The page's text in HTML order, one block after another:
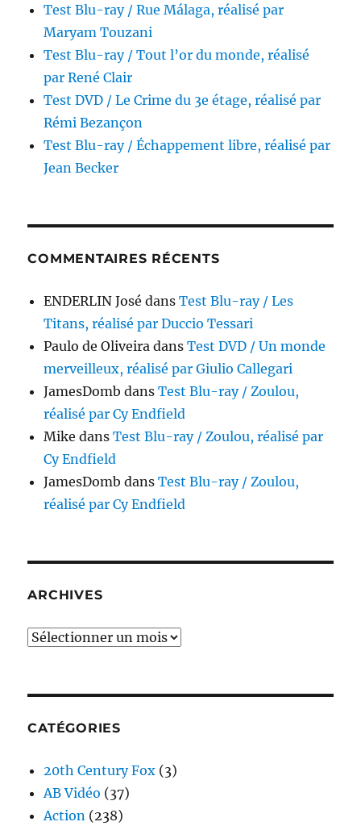
Test Blu-ray / Rue Málaga, réalisé par
Maryam Touzani
Test Blu-ray / Tout l’or du monde, réalisé
par René Clair
Test DVD / Le Crime du 3e étage, réalisé par
Rémi Bezançon
Test Blu-ray / Échappement libre, réalisé par
Jean Becker
COMMENTAIRES RÉCENTS
ENDERLIN José dansTest Blu-ray / Les
Titans, réalisé par Duccio Tessari
Paulo de Oliveira dansTest DVD / Un monde
merveilleux, réalisé par Giulio Callegari
JamesDomb dansTest Blu-ray / Zoulou,
réalisé par Cy Endfield
Mike dansTest Blu-ray / Zoulou, réalisé par
Cy Endfield
JamesDomb dansTest Blu-ray / Zoulou,
réalisé par Cy Endfield
ARCHIVES
Archives
CATÉGORIES
20th Century Fox (3)
AB Vidéo (37)
Action (238)